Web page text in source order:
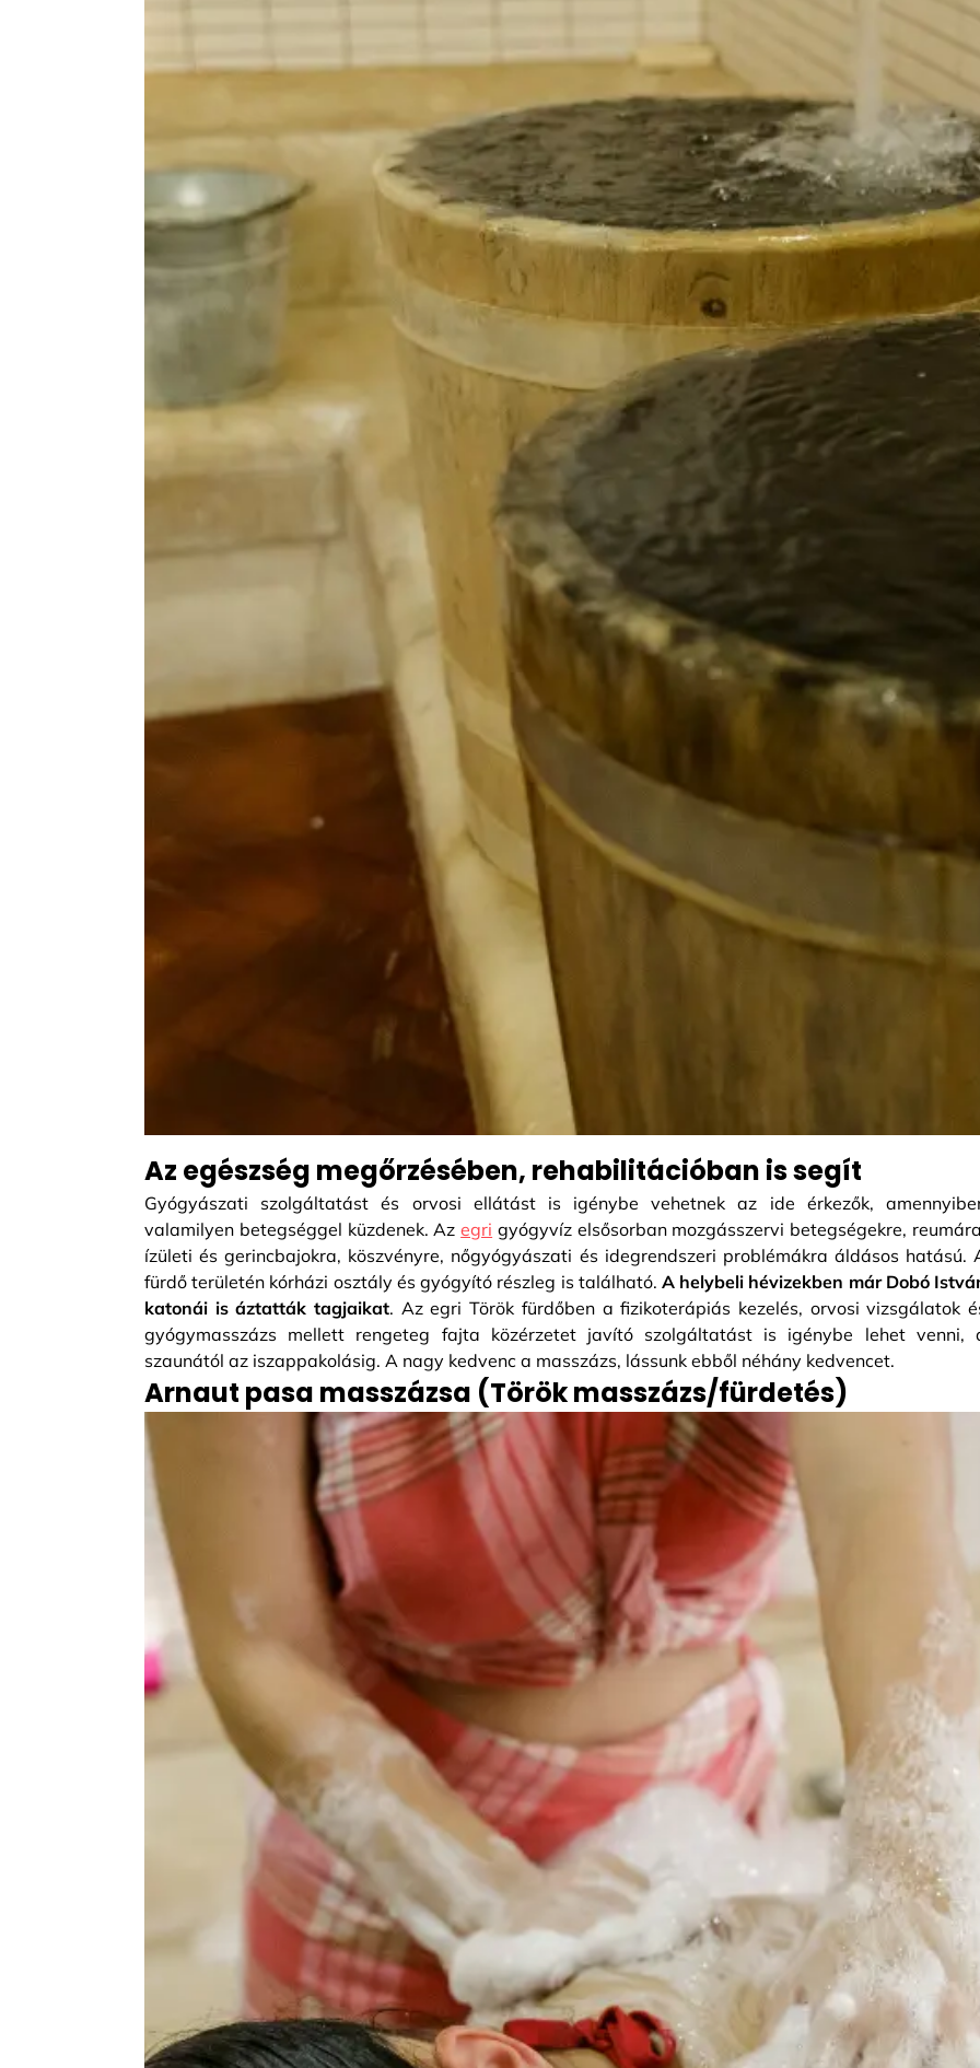
Az egészség megőrzésében, rehabilitációban is segít
Gyógyászati szolgáltatást és orvosi ellátást is igénybe vehetnek az ide érkezők,
valamilyen betegséggel küzdenek. Azegri gyógyvíz elsősorban mozgásszervi betegségekre,
ízületi és gerincbajokra, köszvényre, nőgyógyászati és idegrendszeri problémákra áldásos hatású.
fürdő területén kórházi osztály és gyógyító részleg is található. A helybeli hévizekben már Dobó
katonái is áztatták tagjaikat. Az egri Török fürdőben a fizikoterápiás kezelés, orvosi vizsgálatok
gyógymasszázs mellett rengeteg fajta közérzetet javító szolgáltatást is igénybe lehet venni,
szaunától az iszappakolásig. A nagy kedvenc a masszázs, lássunk ebből néhány kedvencet.
Arnaut pasa masszázsa (Török masszázs/fürdetés)